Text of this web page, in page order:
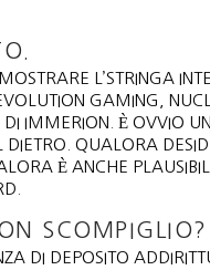
L’STRINGA
GAMING,
IMMERION. È OVVIO
QUALORA
È ANCHE
SCOMPIGLIO?
DI DEPOSITO